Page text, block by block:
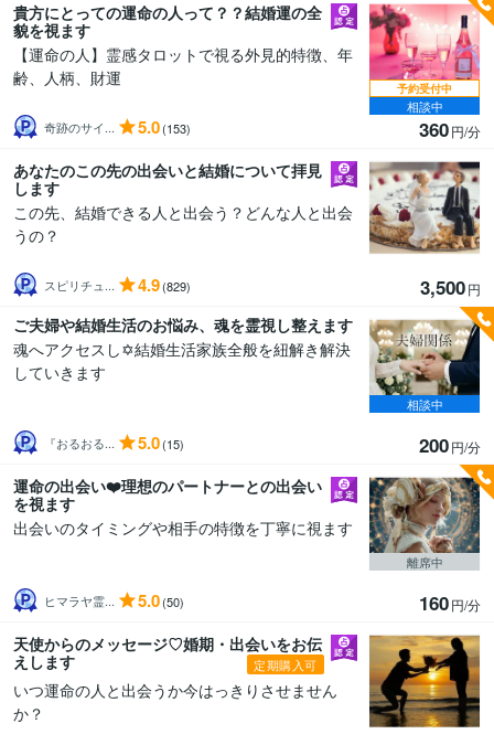
貴方にとっての運命の人って？？結婚運の全
貌を視ます
【運命の人】霊感タロットで視る外見的特徴、年
齢、人柄、財運
奇跡のサイ... 5.0(153) 360円/分
予約受付中
相談中
あなたのこの先の出会いと結婚について拝見
します
この先、結婚できる人と出会う？どんな人と出会
うの？
スピリチュ... 4.9(829) 3,500円
ご夫婦や結婚生活のお悩み、魂を霊視し整えます
魂へアクセスし✡️結婚生活家族全般を紐解き解決
していきます
『おるおる... 5.0(15) 200円/分
相談中
運命の出会い❤️理想のパートナーとの出会い
を視ます
出会いのタイミングや相手の特徴を丁寧に視ます
ヒマラヤ霊... 5.0(50) 160円/分
離席中
天使からのメッセージ♡婚期・出会いをお伝
えします
定期購入可
いつ運命の人と出会うか今はっきりさせません
か？